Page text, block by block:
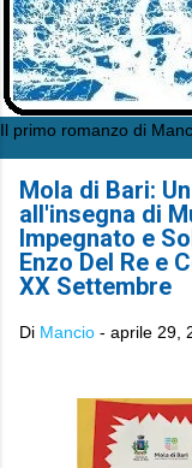
Il primo romanzo di
Mola di Bari:
all'insegna di
Impegnato e
Enzo Del Re e
XX Settembre
Di Mancio - aprile 29,